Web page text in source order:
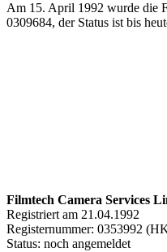
Am 15. April 1992 wurde die
0309684, der Status ist bis
Filmtech Camera Services
Registriert am 21.04.1992
Registernummer: 0353992
Status: noch angemeldet